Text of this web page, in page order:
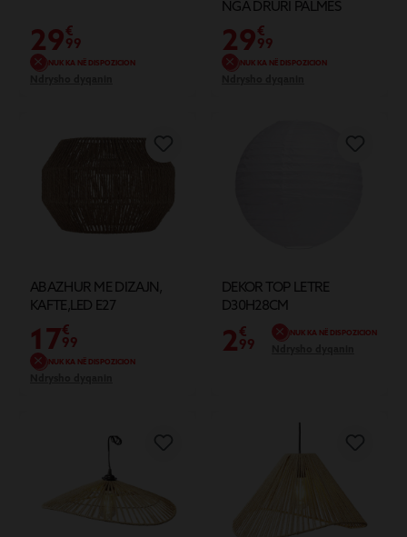
29€
99
NUK KA NË DISPOZICION
NGA DRURI PALMES
29€
99
NUK KA NË DISPOZICION
ABAZHUR ME DIZAJN,
KAFTE,LED E27
17€
99
NUK KA NË DISPOZICION
DEKOR TOP LETRE
D30H28CM
2€
99
NUK KA NË DISPOZICION